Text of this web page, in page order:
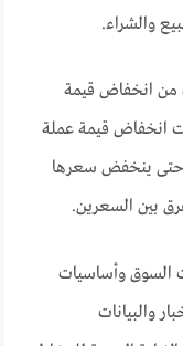
والشراء.
من انخفاض قيمة
انخفاض قيمة عملة
حتى ينخفض سعرها
بين السعرين.
السوق وأساسيات
والبيانات